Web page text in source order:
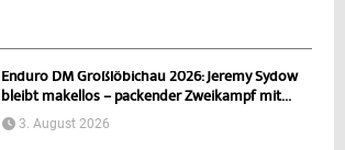
Enduro DM Großlöbichau 2026: Jeremy Sydow
bleibt makellos – packender Zweikampf mit...
3. August 2026